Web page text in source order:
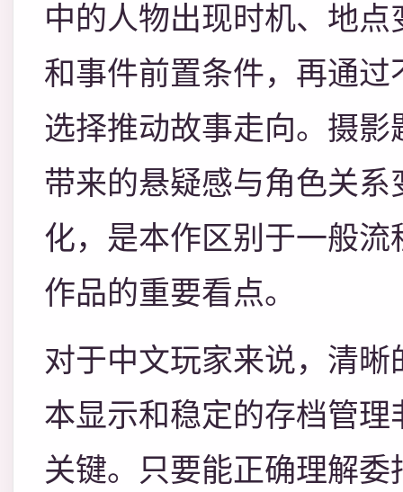
中的人物出现时机、地点
和事件前置条件，再通过
选择推动故事走向。摄影
带来的悬疑感与角色关系
化，是本作区别于一般流
作品的重要看点。
对于中文玩家来说，清晰
本显示和稳定的存档管理
关键。只要能正确理解委